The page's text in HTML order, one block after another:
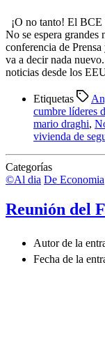
¡O no tanto! El BCE
No se espera grandes
conferencia de
va a decir nada
noticias desde los
Etiquetas
cumbre líderes
mario draghi,
vivienda de
Categorías
©Al dia De Economia
Reunión del
Autor de la
Fecha de la